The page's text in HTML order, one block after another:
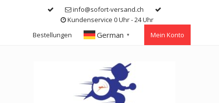
info@sofort-versand.ch
Kundenservice 0 Uhr - 24 Uhr
Bestellungen
German ▼ Mein Konto